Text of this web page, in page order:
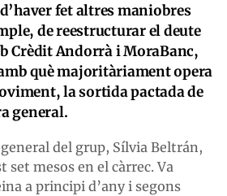
fet altres maniobres
de reestructurar el deute
Crèdit Andorrà i MoraBanc,
què majoritàriament opera
la sortida pactada de
general.
general del grup, Sílvia Beltrán,
set mesos en el càrrec. Va
a principi d’any i segons